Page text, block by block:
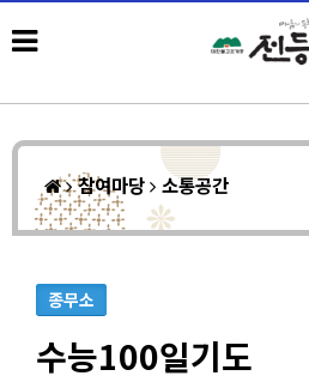
참여마당 소통공간
종무소
수능100일기도